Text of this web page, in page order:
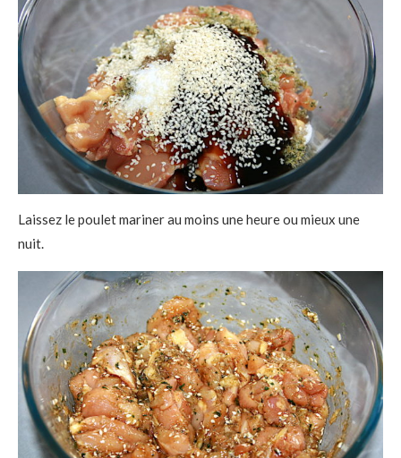
Laissez le poulet mariner au moins une heure ou mieux une
nuit.